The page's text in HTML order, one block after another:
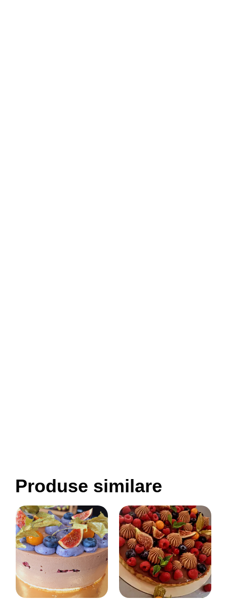
Produse similare
Acest
produs
are
mai
multe
variații.
Opțiunile
pot